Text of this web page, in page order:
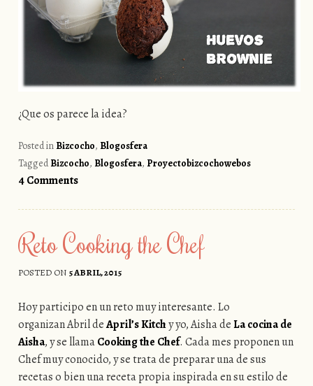
¿Que os parece la idea?
Posted in Bizcocho, Blogosfera
TaggedBizcocho, Blogosfera, Proyectobizcochowebos
4 Comments
Reto Cooking the Chef
POSTED ON 5 ABRIL, 2015
Hoy participo en un reto muy interesante. Lo
organizan Abril deApril’s Kitchy yo, Aisha deLa cocina de
Aisha, y se llamaCooking the Chef. Cada mes proponen un
Chef muy conocido, y se trata de preparar una de sus
recetas o bien una receta propia inspirada en su estilo de